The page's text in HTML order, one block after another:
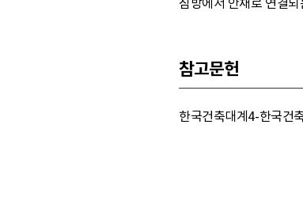
참고문헌
한국건축대계4-한국건